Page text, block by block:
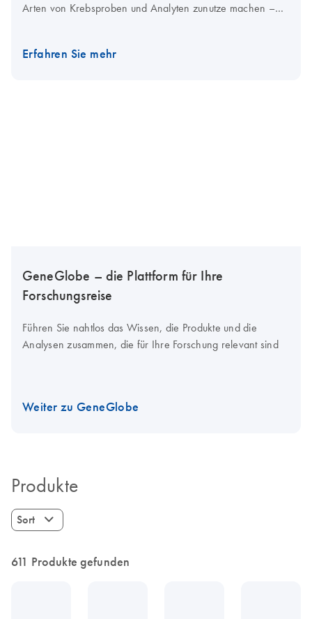
Arten von Krebsproben und Analyten zunutze machen –
Erfahren Sie mehr
GeneGlobe – die Plattform für Ihre
Forschungsreise
Führen Sie nahtlos das Wissen, die Produkte und die
Analysen zusammen, die für Ihre Forschung relevant sind
Weiter zu GeneGlobe
Produkte
Sort
611 Produkte gefunden